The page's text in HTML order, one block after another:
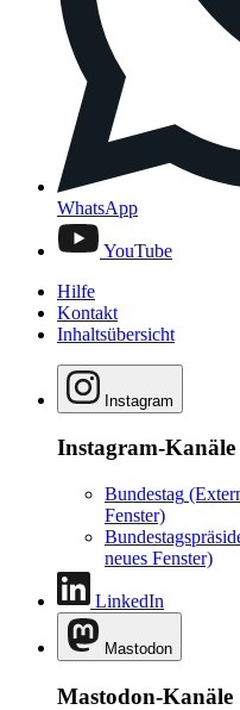
WhatsApp
YouTube
Hilfe
Kontakt
Inhaltsübersicht
Instagram
Instagram-Kanäle
Bundestag
Fenster)
neues Fenster)
LinkedIn
Mastodon
Mastodon-Kanäle